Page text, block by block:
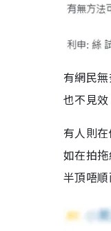
有網民
也不見
有人則
如在拍
半頂唔